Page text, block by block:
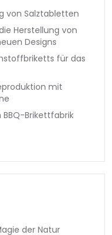
von Salztabletten
Herstellung von
Designs
für das
mit
Brikettfabrik
der Natur